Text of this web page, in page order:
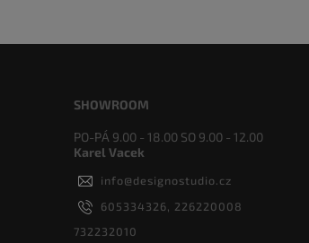
SHOWROOM
PO-PÁ 9.00 - 18.00 SO 9.00 - 12.00
Karel Vacek
info@designostudio.cz
605334326, 226220008
732232010